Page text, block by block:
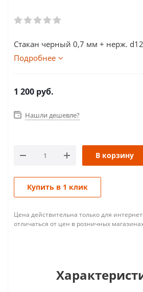
Стакан черный 0,7 мм + нерж.
Подробнее
1 200 руб.
Нашли дешевле?
В корзину
Купить в 1 клик
Цена действительна только для
отличаться от цен в розничных